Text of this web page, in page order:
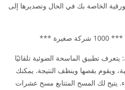
الخاصة بك في الحال وتصديرها إلى
تطبيق الماسحة الضوئية تلقائيًا
ويقوم بقصها وينظف النتيجة. يمكنك
لك المسح المتتابع مسح عشرات